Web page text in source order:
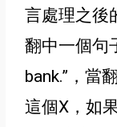
言處理之後
翻中一個句
bank.”，當
這個X，如